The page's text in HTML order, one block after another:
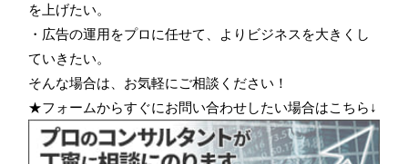
を上げたい。
・広告の運用をプロに任せて、よりビジネスを大きくし
ていきたい。
そんな場合は、お気軽にご相談ください！
★フォームからすぐにお問い合わせしたい場合はこちら↓